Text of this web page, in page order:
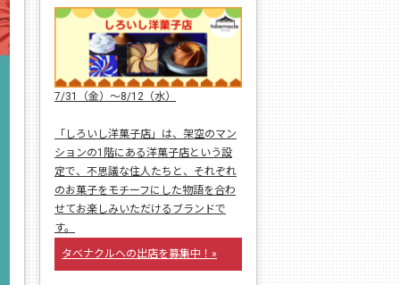
7/31（金）〜8/12（水）
「しろいし洋菓子店」は、架空のマン
ションの1階にある洋菓子店という設
定で、不思議な住人たちと、それぞれ
のお菓子をモチーフにした物語を合わ
せてお楽しみいただけるブランドで
す。
タベナクルへの出店を募集中！»